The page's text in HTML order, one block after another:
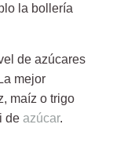
la bollería
de azúcares
mejor
maíz o trigo
de azúcar.